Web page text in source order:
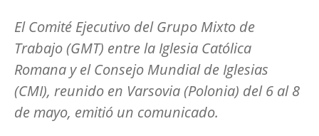
El Comité Ejecutivo del Grupo Mixto de
Trabajo (GMT) entre la Iglesia Católica
Romana y el Consejo Mundial de Iglesias
(CMI), reunido en Varsovia (Polonia) del 6 al 8
de mayo, emitió un comunicado.